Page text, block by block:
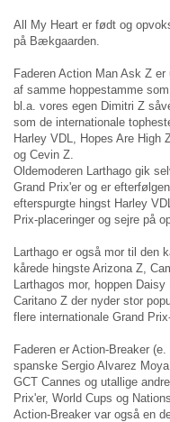
All My Heart er født og
på Bækgaarden.
Faderen Action Man Ask Z er
af samme hoppestamme som
bl.a. vores egen Dimitri Z
som de internationale
Harley VDL, Hopes Are High
og Cevin Z.
Oldemoderen Larthago gik
Grand Prix'er og er
efterspurgte hingst Harley
Prix-placeringer og sejre på
Larthago er også mor til den
kårede hingste Arizona Z,
Larthagos mor, hoppen
Caritano Z der nyder stor
flere internationale Grand
Faderen er Action-Breaker
spanske Sergio Alvarez
GCT Cannes og utallige
Prix'er, World Cups og
Action-Breaker var også en